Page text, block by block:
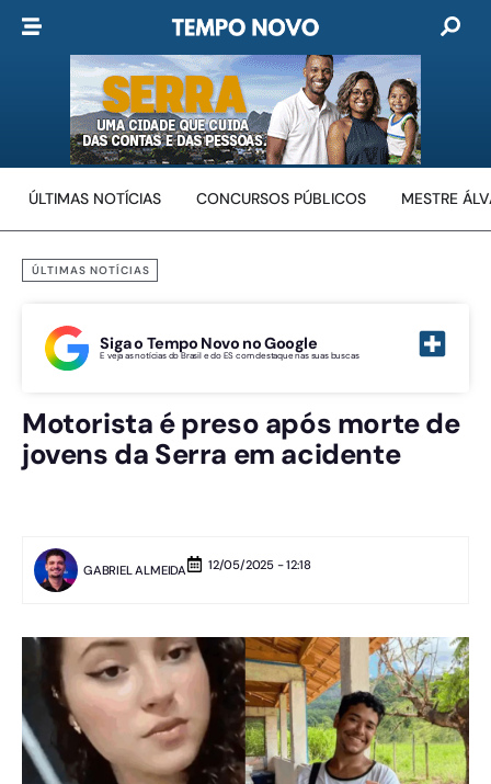
ÚLTIMAS NOTÍCIAS CONCURSOS PÚBLICOS MESTRE
ÚLTIMAS NOTÍCIAS
Siga o Tempo Novo no Google
E veja as notícias do Brasil e do ES com destaque nas suas buscas
Motorista é preso após morte de
jovens da Serra em acidente
GABRIEL ALMEIDA 12/05/2025 - 12:18